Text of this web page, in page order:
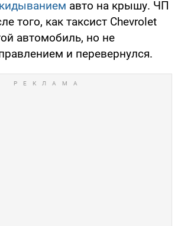
авто на крышу. ЧП
того, как таксист Chevrolet
автомобиль, но не
и перевернулся.